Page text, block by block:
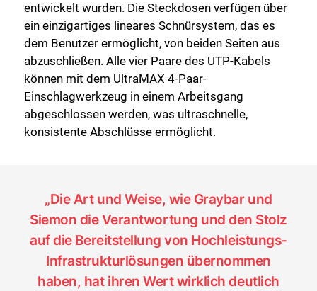
entwickelt wurden. Die Steckdosen verfügen über
ein einzigartiges lineares Schnürsystem, das es
dem Benutzer ermöglicht, von beiden Seiten aus
abzuschließen. Alle vier Paare des UTP-Kabels
können mit dem UltraMAX 4-Paar-
Einschlagwerkzeug in einem Arbeitsgang
abgeschlossen werden, was ultraschnelle,
konsistente Abschlüsse ermöglicht.
„Die Art und Weise, wie Graybar und
Siemon die Verantwortung und den Stolz
auf die Bereitstellung von Hochleistungs-
Infrastrukturlösungen übernommen
haben, hat ihren Wert wirklich deutlich